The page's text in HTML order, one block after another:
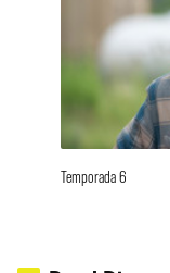
Temporada 6